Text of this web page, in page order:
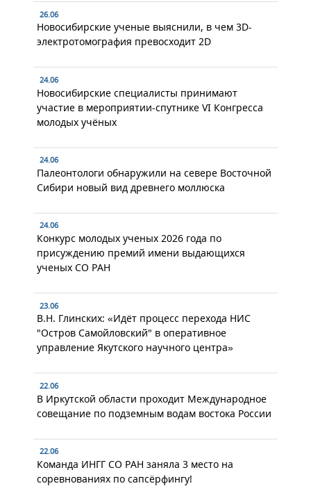
26.06
Новосибирские ученые выяснили, в чем 3D-
электротомография превосходит 2D
24.06
Новосибирские специалисты принимают
участие в мероприятии-спутнике VI Конгресса
молодых учёных
24.06
Палеонтологи обнаружили на севере Восточной
Сибири новый вид древнего моллюска
24.06
Конкурс молодых ученых 2026 года по
присуждению премий имени выдающихся
ученых СО РАН
23.06
В.Н. Глинских: «Идёт процесс перехода НИС
"Остров Самойловский" в оперативное
управление Якутского научного центра»
22.06
В Иркутской области проходит Международное
совещание по подземным водам востока России
22.06
Команда ИНГГ СО РАН заняла 3 место на
соревнованиях по сапсёрфингу!